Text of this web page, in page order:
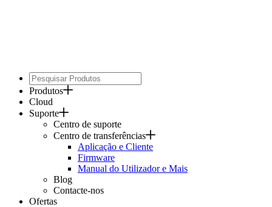
Produtos
Cloud
Suporte
Centro de suporte
Centro de transferências
Aplicação e Cliente
Firmware
Manual do Utilizador e Mais
Blog
Contacte-nos
Ofertas